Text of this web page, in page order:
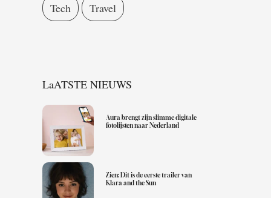
Tech Travel
LaATSTE NIEUWS
Aura brengt zijn slimme digitale
fotolijsten naar Nederland
Zien: Dit is de eerste trailer van
Klara and the Sun